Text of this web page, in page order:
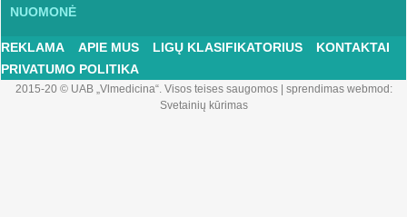
NUOMONĖ
REKLAMA APIE MUS LIGŲ KLASIFIKATORIUS
KONTAKTAI
PRIVATUMO POLITIKA
2015-20 © UAB „Vlmedicina“. Visos teises saugomos| sprendimas webmod:
Svetainių kūrimas